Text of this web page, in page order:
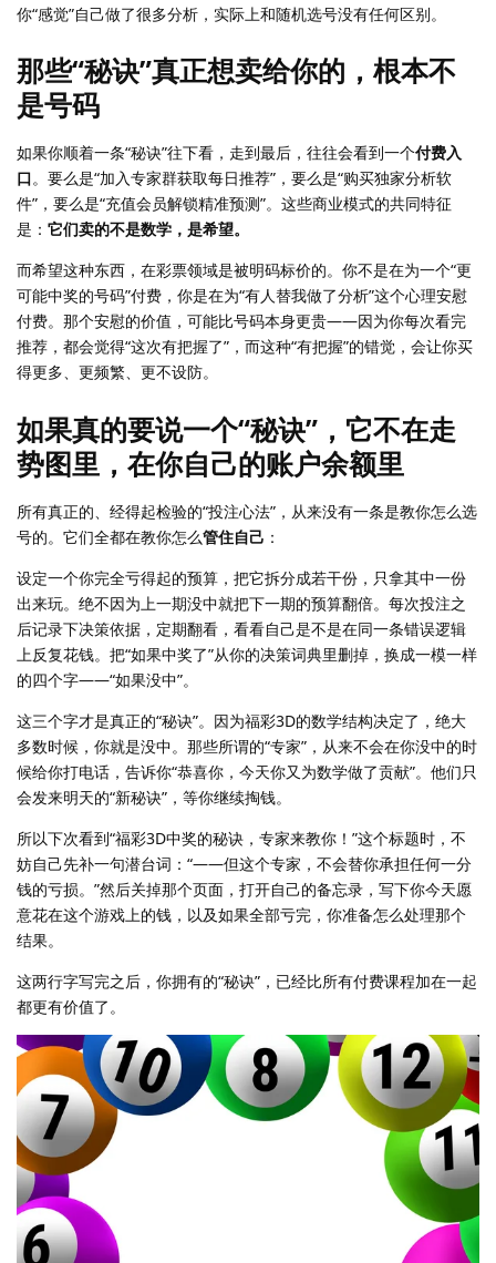
你“感觉”自己做了很多分析，实际上和随机选号没有任何区别。
那些“秘诀”真正想卖给你的，根本不
是号码
如果你顺着一条“秘诀”往下看，走到最后，往往会看到一个付费入
口。要么是“加入专家群获取每日推荐”，要么是“购买独家分析软
件”，要么是“充值会员解锁精准预测”。这些商业模式的共同特征
是： 它们卖的不是数学，是希望。
而希望这种东西，在彩票领域是被明码标价的。你不是在为一个“更
可能中奖的号码”付费，你是在为“有人替我做了分析”这个心理安慰
付费。那个安慰的价值，可能比号码本身更贵——因为你每次看完
推荐，都会觉得“这次有把握了”，而这种“有把握”的错觉，会让你买
得更多、更频繁、更不设防。
如果真的要说一个“秘诀”，它不在走
势图里，在你自己的账户余额里
所有真正的、经得起检验的“投注心法”，从来没有一条是教你怎么选
号的。它们全都在教你怎么管住自己 ：
设定一个你完全亏得起的预算，把它拆分成若干份，只拿其中一份
出来玩。绝不因为上一期没中就把下一期的预算翻倍。每次投注之
后记录下决策依据，定期翻看，看看自己是不是在同一条错误逻辑
上反复花钱。把“如果中奖了”从你的决策词典里删掉，换成一模一样
的四个字——“如果没中”。
这三个字才是真正的“秘诀”。因为福彩3D的数学结构决定了，绝大
多数时候，你就是没中。那些所谓的“专家”，从来不会在你没中的时
候给你打电话，告诉你“恭喜你，今天你又为数学做了贡献”。他们只
会发来明天的“新秘诀”，等你继续掏钱。
所以下次看到“福彩3D中奖的秘诀，专家来教你！”这个标题时，不
妨自己先补一句潜台词：“——但这个专家，不会替你承担任何一分
钱的亏损。”然后关掉那个页面，打开自己的备忘录，写下你今天愿
意花在这个游戏上的钱，以及如果全部亏完，你准备怎么处理那个
结果。
这两行字写完之后，你拥有的“秘诀”，已经比所有付费课程加在一起
都更有价值了。